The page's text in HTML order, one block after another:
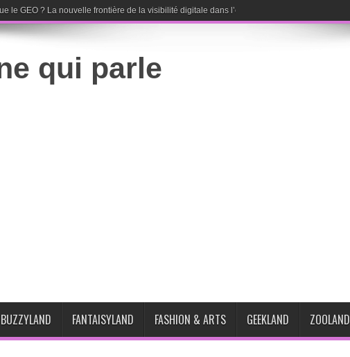
le GEO ? La nouvelle frontière de la visibilité digitale dans l’ère de l’intelligence artificielle
BUZZYLAND FANTAISYLAND FASHION & ARTS GEEKLAND ZOOLAND